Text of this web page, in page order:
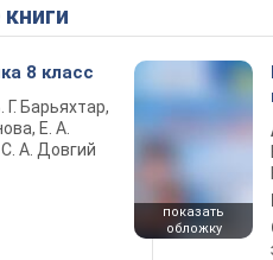
8 класс
Г. Барьяхтар,
Е. А.
А. Довгий
показать
обложку